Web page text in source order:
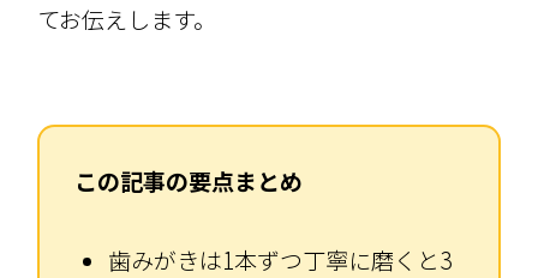
てお伝えします。
この記事の要点まとめ
歯みがきは1本ずつ丁寧に磨くと3